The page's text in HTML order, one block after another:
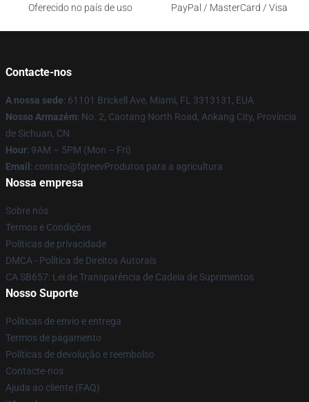
Oferecido no país de uso
PayPal / MasterCard / Visa
Contacte-nos
A nossa sede: 61101 Brickell Ave, Miami, FL 3313131, EUA
Nosso Armazém: No. 2, Caotang North Road, Ankang City, Província
de Sichuan, CN
Hour: 9AM – 5PM (Mon – Fri)
Email : contato@fgteevProdutos para a agricultura
Nossa empresa
Sobre nós
Termos e Condições
Políticas de privacidade
DMCA - Política de Direitos Autorais
CA SB657: Lei de Transparência de Cadeia de Suprimentos
Nosso Suporte
Políticas de envio e entrega
Termos de pagamento
Políticas de devolução e reembolso
Contacte-nos
Ajuda ao cliente (FAQ)